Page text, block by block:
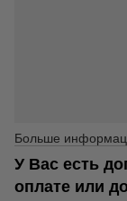
Больше
У Вас есть
оплате или